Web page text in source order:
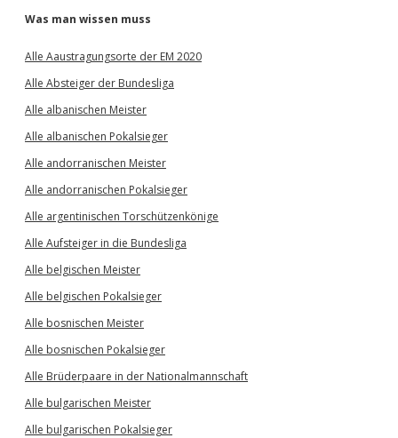
Was man wissen muss
Alle Aaustragungsorte der EM 2020
Alle Absteiger der Bundesliga
Alle albanischen Meister
Alle albanischen Pokalsieger
Alle andorranischen Meister
Alle andorranischen Pokalsieger
Alle argentinischen Torschützenkönige
Alle Aufsteiger in die Bundesliga
Alle belgischen Meister
Alle belgischen Pokalsieger
Alle bosnischen Meister
Alle bosnischen Pokalsieger
Alle Brüderpaare in der Nationalmannschaft
Alle bulgarischen Meister
Alle bulgarischen Pokalsieger